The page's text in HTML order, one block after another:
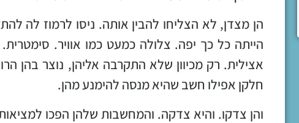
הן מצדן, לא הצליחו להבין אותה. ניסו לרמוז לה
הייתה כל כך יפה. צלולה כמעט כמו אוויר.
אצילית. רק מכיוון שלא התקרבה אליהן, נוצר בהן
חלקן אפילו חשב שהיא מנסה להימנע מהן.
והן צדקו. והיא צדקה. והמחשבות שלהן הפכו